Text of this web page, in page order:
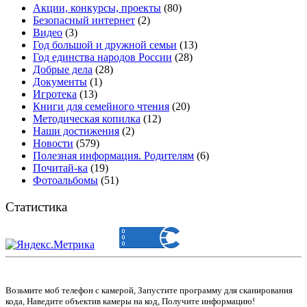
Акции, конкурсы, проекты (80)
Безопасный интернет (2)
Видео (3)
Год большой и дружной семьи (13)
Год единства народов России (28)
Добрые дела (28)
Документы (1)
Игротека (13)
Книги для семейного чтения (20)
Методическая копилка (12)
Наши достижения (2)
Новости (579)
Полезная информация. Родителям (6)
Почитай-ка (19)
Фотоальбомы (51)
Статистика
Возьмите моб телефон с камерой, Запустите программу для сканирования
кода, Наведите объектив камеры на код, Получите информацию!